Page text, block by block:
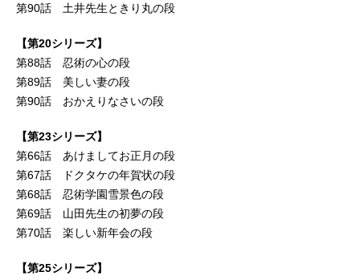
第90話 土井先生ときり丸の段
【第20シリーズ】
第88話 忍術の心の段
第89話 美しい妻の段
第90話 おかえりなさいの段
【第23シリーズ】
第66話 あけましてお正月の段
第67話 ドクタケの年賀状の段
第68話 忍術学園雪景色の段
第69話 山田先生の初夢の段
第70話 楽しい新年会の段
【第25シリーズ】